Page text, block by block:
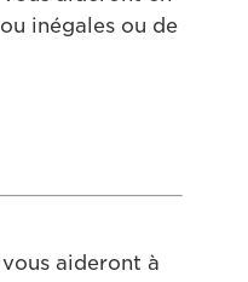
inégales ou de
aideront à